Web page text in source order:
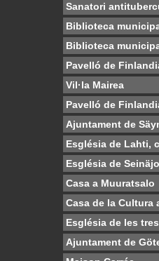
Sanatori
Biblioteca
Biblioteca
Pavelló de
Vil·la Mairea
Pavelló de
Ajuntament de
Església de Lahti,
Església de
Casa a Muuratsalo
Casa de la Cultura
Església de les
Ajuntament de